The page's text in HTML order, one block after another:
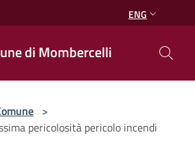
ENG
di Mombercelli
>
pericolosità pericolo incendi